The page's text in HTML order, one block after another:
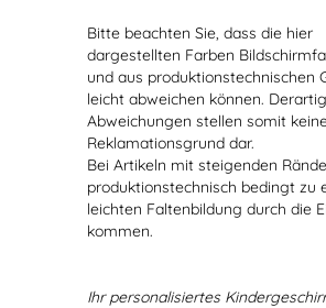
Bitte beachten Sie, dass die hier
dargestellten Farben
und aus produktionstechnischen
leicht abweichen können.
Abweichungen stellen somit
Reklamationsgrund dar.
Bei Artikeln mit steigenden
produktionstechnisch bedingt zu
leichten Faltenbildung durch die
kommen.
Ihr personalisiertes